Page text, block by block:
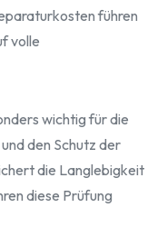
führen
volle
wichtig für die
den Schutz der
die Langlebigkeit
diese Prüfung